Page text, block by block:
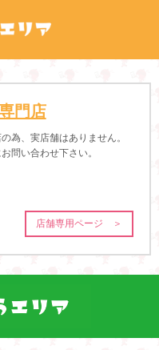
門店
為、実店舗はありません。
問い合わせ下さい。
店舗専用ページ ＞